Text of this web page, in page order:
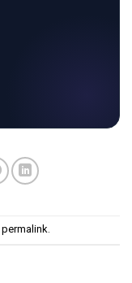
permalink.